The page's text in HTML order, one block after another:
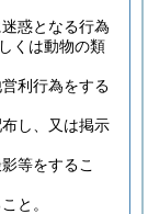
惑となる行為
くは動物の類
利行為をする
し、又は掲示
等をするこ
と。